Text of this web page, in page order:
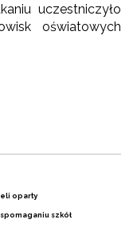
uczestniczyło
oświatowych
oparty
szkół